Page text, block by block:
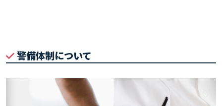
警備体制について